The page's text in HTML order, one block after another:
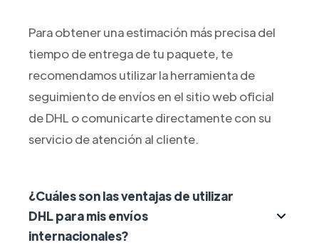
Para obtener una estimación más precisa del
tiempo de entrega de tu paquete, te
recomendamos utilizar la herramienta de
seguimiento de envíos en el sitio web oficial
de DHL o comunicarte directamente con su
servicio de atención al cliente.
¿Cuáles son las ventajas de utilizar
DHL para mis envíos
internacionales?